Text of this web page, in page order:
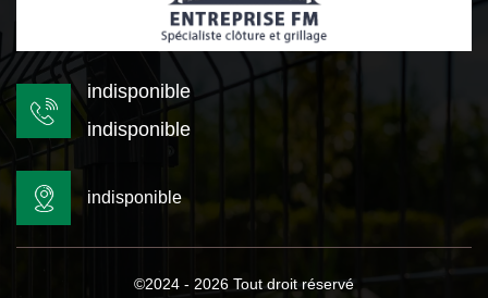
indisponible
indisponible
indisponible
©2024 - 2026 Tout droit réservé